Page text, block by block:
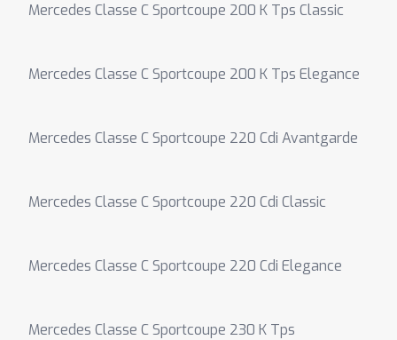
Mercedes Classe C Sportcoupe 200 K Tps Classic
Mercedes Classe C Sportcoupe 200 K Tps Elegance
Mercedes Classe C Sportcoupe 220 Cdi Avantgarde
Mercedes Classe C Sportcoupe 220 Cdi Classic
Mercedes Classe C Sportcoupe 220 Cdi Elegance
Mercedes Classe C Sportcoupe 230 K Tps